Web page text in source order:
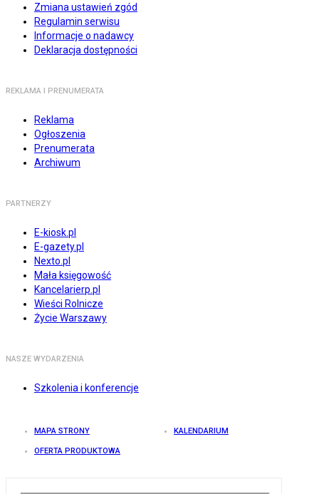
Zmiana ustawień zgód
Regulamin serwisu
Informacje o nadawcy
Deklaracja dostępności
REKLAMA I PRENUMERATA
Reklama
Ogłoszenia
Prenumerata
Archiwum
PARTNERZY
E-kiosk.pl
E-gazety.pl
Nexto.pl
Mała księgowość
Kancelarierp.pl
Wieści Rolnicze
Życie Warszawy
NASZE WYDARZENIA
Szkolenia i konferencje
MAPA STRONY KALENDARIUM
OFERTA PRODUKTOWA